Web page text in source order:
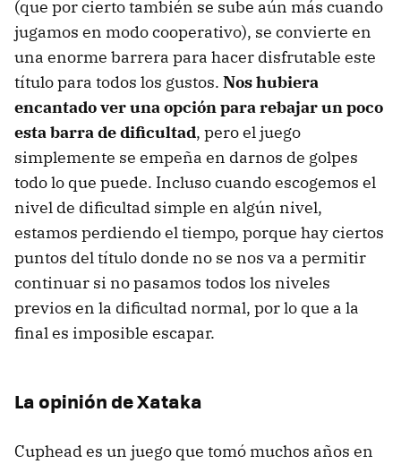
(que por cierto también se sube aún más cuando
jugamos en modo cooperativo), se convierte en
una enorme barrera para hacer disfrutable este
título para todos los gustos. Nos hubiera
encantado ver una opción para rebajar un poco
esta barra de dificultad, pero el juego
simplemente se empeña en darnos de golpes
todo lo que puede. Incluso cuando escogemos el
nivel de dificultad simple en algún nivel,
estamos perdiendo el tiempo, porque hay ciertos
puntos del título donde no se nos va a permitir
continuar si no pasamos todos los niveles
previos en la dificultad normal, por lo que a la
final es imposible escapar.
La opinión de Xataka
Cuphead es un juego que tomó muchos años en